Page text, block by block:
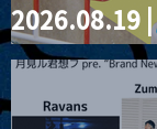
2026.08.19
RIGHT!!